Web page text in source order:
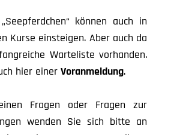
können auch in
Kurse einsteigen. Aber auch da
Warteliste vorhanden.
hier einer Voranmeldung.
Fragen oder Fragen zur
wenden Sie sich bitte an